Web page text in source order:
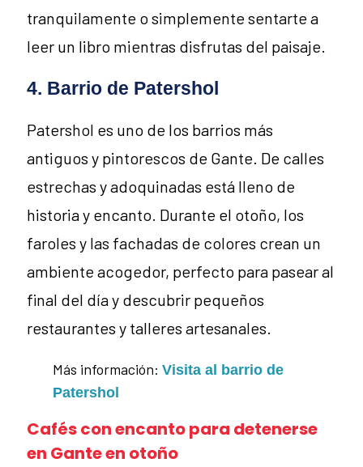
tranquilamente o simplemente sentarte a
leer un libro mientras disfrutas del paisaje.
4. Barrio de Patershol
Patershol es uno de los barrios más
antiguos y pintorescos de Gante. De calles
estrechas y adoquinadas está lleno de
historia y encanto. Durante el otoño, los
faroles y las fachadas de colores crean un
ambiente acogedor, perfecto para pasear al
final del día y descubrir pequeños
restaurantes y talleres artesanales.
Más información: Visita al barrio de
Patershol
Cafés con encanto para detenerse
en Gante en otoño